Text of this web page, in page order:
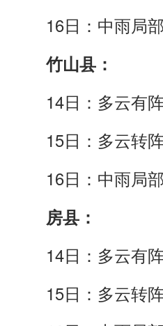
16日：中雨局
竹山县：
14日：多云有
15日：多云转
16日：中雨局
房县：
14日：多云有
15日：多云转